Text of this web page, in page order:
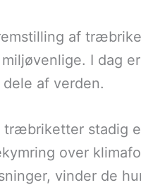
af
I dag
af verden.
træbriketter stadig
over
vinder de